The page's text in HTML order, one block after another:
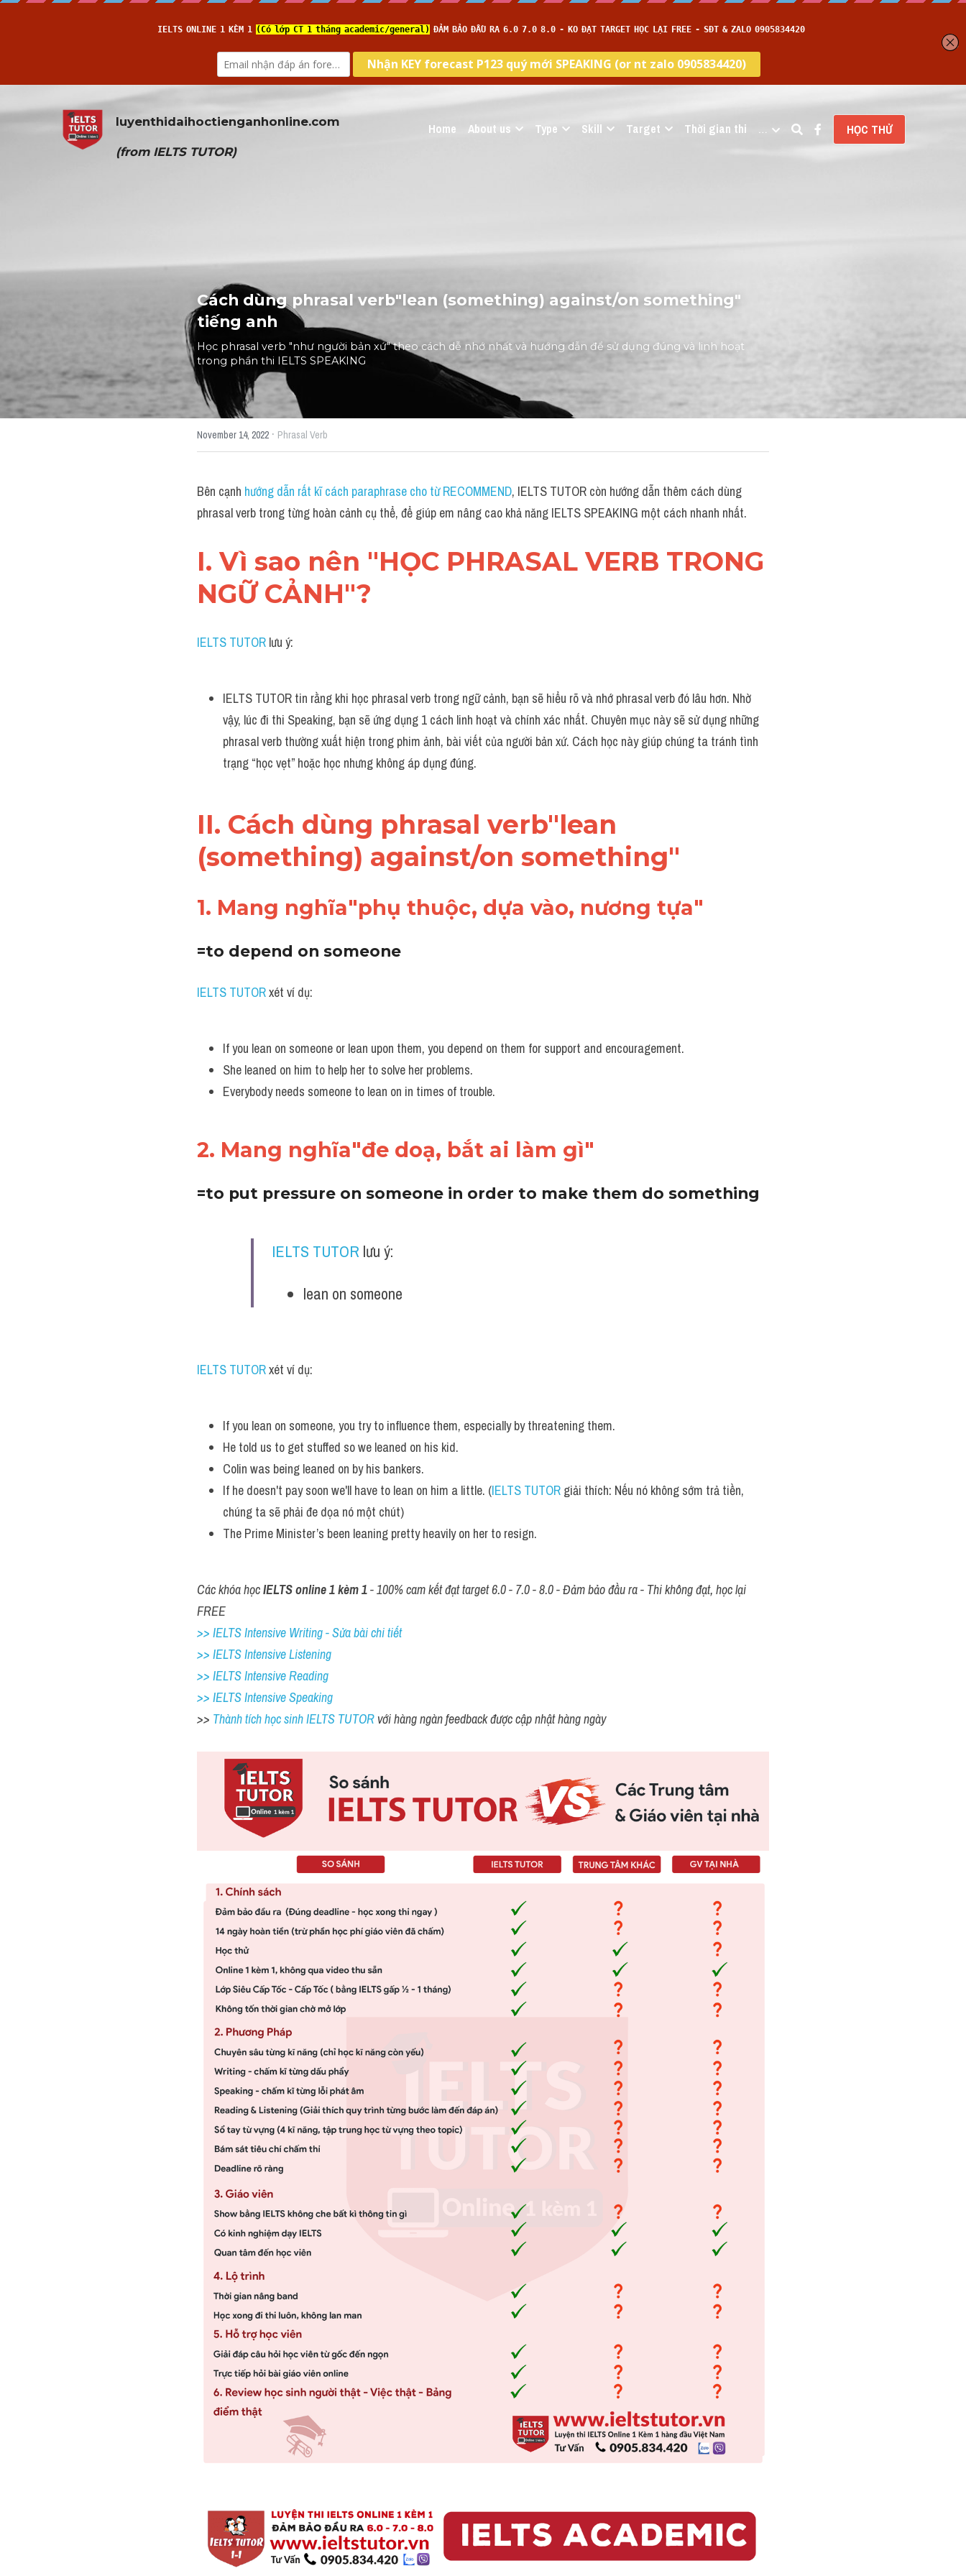
luyenthidaihoctienganhonline.com
(from IELTS TUTOR)
Home About us Type Skill Target Thời gian thi … HỌC THỬ
Cách dùng phrasal verb"lean (something) against/on something"
tiếng anh
Học phrasal verb "như người bản xứ" theo cách dễ nhớ nhất và hướng dẫn để sử dụng đúng và linh hoạt
trong phần thi IELTS SPEAKING
November 14, 2022 · Phrasal Verb
Bên cạnh hướng dẫn rất kĩ cách paraphrase cho từ RECOMMEND, IELTS TUTOR còn hướng dẫn thêm cách dùng
phrasal verb trong từng hoàn cảnh cụ thể, để giúp em nâng cao khả năng IELTS SPEAKING một cách nhanh nhất.
I. Vì sao nên "HỌC PHRASAL VERB TRONG
NGỮ CẢNH"?
IELTS TUTOR lưu ý:
IELTS TUTOR tin rằng khi học phrasal verb trong ngữ cảnh, bạn sẽ hiểu rõ và nhớ phrasal verb đó lâu hơn. Nhờ
vậy, lúc đi thi Speaking, bạn sẽ ứng dụng 1 cách linh hoạt và chính xác nhất. Chuyên mục này sẽ sử dụng những
phrasal verb thường xuất hiện trong phim ảnh, bài viết của người bản xứ. Cách học này giúp chúng ta tránh tình
trạng “học vẹt” hoặc học nhưng không áp dụng đúng.
II. Cách dùng phrasal verb"lean
(something) against/on something"
1. Mang nghĩa"phụ thuộc, dựa vào, nương tựa"
=to depend on someone
IELTS TUTOR xét ví dụ:
If you lean on someone or lean upon them, you depend on them for support and encouragement.
She leaned on him to help her to solve her problems.
Everybody needs someone to lean on in times of trouble.
2. Mang nghĩa"đe doạ, bắt ai làm gì"
​=to put pressure on someone in order to make them do something
IELTS TUTOR lưu ý:
lean on someone
IELTS TUTOR xét ví dụ:
If you lean on someone, you try to influence them, especially by threatening them.
He told us to get stuffed so we leaned on his kid.
Colin was being leaned on by his bankers.
If he doesn't pay soon we'll have to lean on him a little. (IELTS TUTOR giải thích: Nếu nó không sớm trả tiền,
chúng ta sẽ phải đe dọa nó một chút)
The Prime Minister’s been leaning pretty heavily on her to resign.
Các khóa học IELTS online 1 kèm 1 - 100% cam kết đạt target 6.0 - 7.0 - 8.0 - Đảm bảo đầu ra - Thi không đạt, học lại
FREE
>> IELTS Intensive Writing - Sửa bài chi tiết
>> IELTS Intensive Listening
>> IELTS Intensive Reading
>> IELTS Intensive Speaking
>> Thành tích học sinh IELTS TUTOR với hàng ngàn feedback được cập nhật hàng ngày